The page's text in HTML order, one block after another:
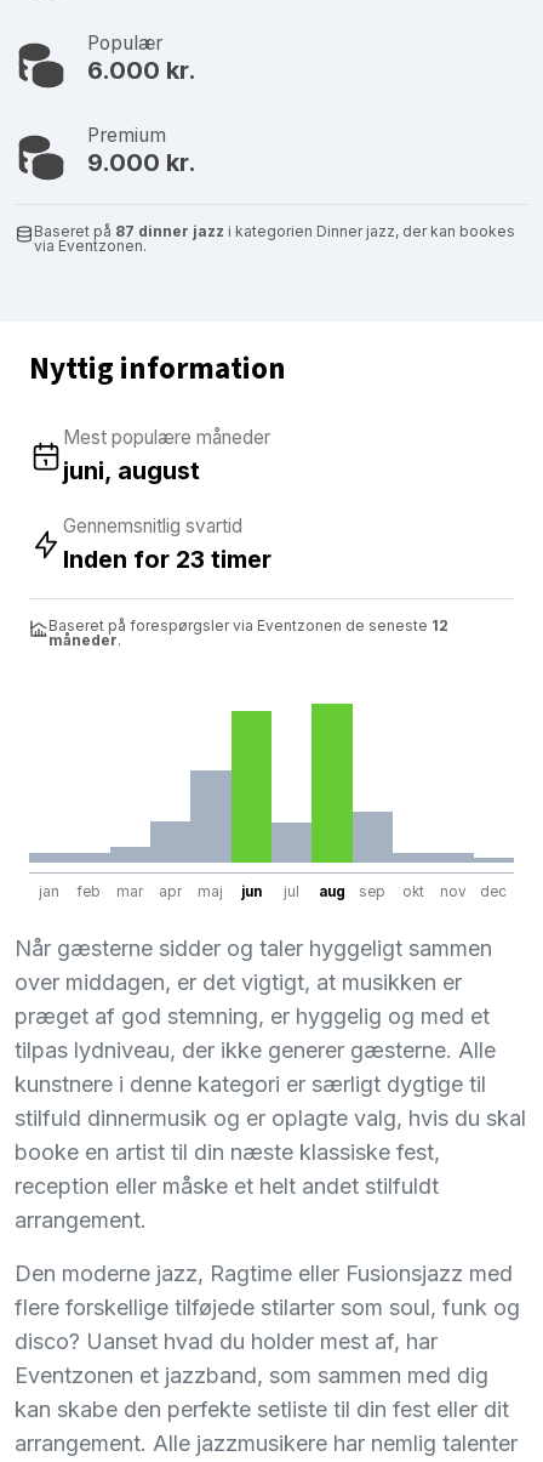
Populær
6.000 kr.
Premium
9.000 kr.
Baseret på 87 dinner jazz i kategorien Dinner jazz, der kan bookes
via Eventzonen.
Nyttig information
Mest populære måneder
juni, august
Gennemsnitlig svartid
Inden for 23 timer
Baseret på forespørgsler via Eventzonen de seneste 12
måneder.
jan feb mar apr maj jun jul aug sep okt nov dec
Når gæsterne sidder og taler hyggeligt sammen
over middagen, er det vigtigt, at musikken er
præget af god stemning, er hyggelig og med et
tilpas lydniveau, der ikke generer gæsterne. Alle
kunstnere i denne kategori er særligt dygtige til
stilfuld dinnermusik og er oplagte valg, hvis du skal
booke en artist til din næste klassiske fest,
reception eller måske et helt andet stilfuldt
arrangement.
Den moderne jazz, Ragtime eller Fusionsjazz med
flere forskellige tilføjede stilarter som soul, funk og
disco? Uanset hvad du holder mest af, har
Eventzonen et jazzband, som sammen med dig
kan skabe den perfekte setliste til din fest eller dit
arrangement. Alle jazzmusikere har nemlig talenter